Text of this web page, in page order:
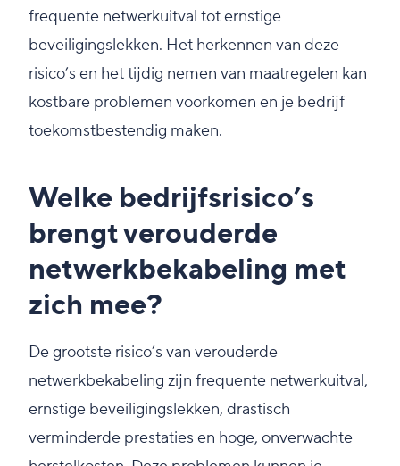
frequente netwerkuitval tot ernstige
beveiligingslekken. Het herkennen van deze
risico’s en het tijdig nemen van maatregelen kan
kostbare problemen voorkomen en je bedrijf
toekomstbestendig maken.
Welke bedrijfsrisico’s
brengt verouderde
netwerkbekabeling met
zich mee?
De grootste risico’s van verouderde
netwerkbekabeling zijn frequente netwerkuitval,
ernstige beveiligingslekken, drastisch
verminderde prestaties en hoge, onverwachte